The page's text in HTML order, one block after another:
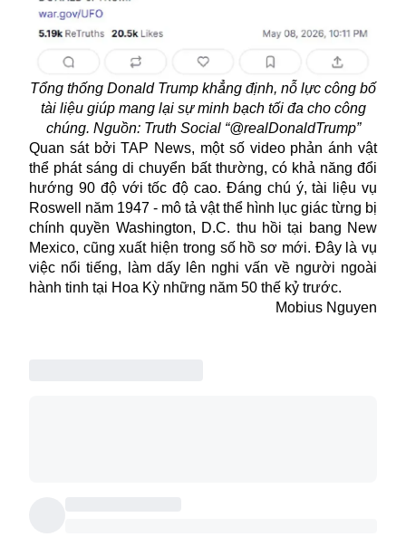
Tổng thống Donald Trump khẳng định, nỗ lực công bố
tài liệu giúp mang lại sự minh bạch tối đa cho công
chúng. Nguồn: Truth Social “@realDonaldTrump”
Quan sát bởi TAP News, một số video phản ánh vật
thể phát sáng di chuyển bất thường, có khả năng đổi
hướng 90 độ với tốc độ cao. Đáng chú ý, tài liệu vụ
Roswell năm 1947 - mô tả vật thể hình lục giác từng bị
chính quyền Washington, D.C. thu hồi tại bang New
Mexico, cũng xuất hiện trong số hồ sơ mới. Đây là vụ
việc nổi tiếng, làm dấy lên nghi vấn về người ngoài
hành tinh tại Hoa Kỳ những năm 50 thế kỷ trước.
Mobius Nguyen